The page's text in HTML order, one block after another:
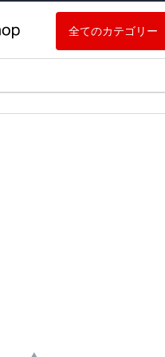
全てのカテゴリー